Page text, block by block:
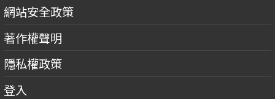
網站安全政策
著作權聲明
隱私權政策
登入